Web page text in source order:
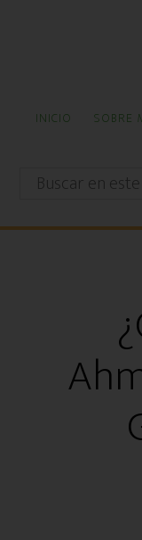
lateralINICIO SOBRE
Buscar
sitio